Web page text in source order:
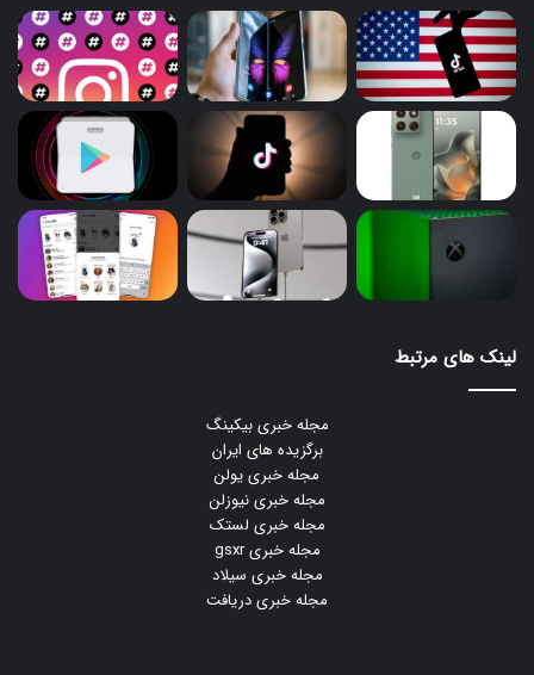
لینک های مرتبط
مجله خبری بیکینگ
برگزیده های ایران
مجله خبری یولن
مجله خبری نیوزلن
مجله خبری لستک
مجله خبری gsxr
مجله خبری سیلاد
مجله خبری دریافت